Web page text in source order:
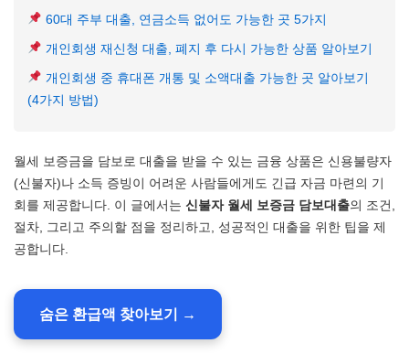
60대 주부 대출, 연금소득 없어도 가능한 곳 5가지
개인회생 재신청 대출, 폐지 후 다시 가능한 상품 알아보기
개인회생 중 휴대폰 개통 및 소액대출 가능한 곳 알아보기
(4가지 방법)
월세 보증금을 담보로 대출을 받을 수 있는 금융 상품은 신용불량자
(신불자)나 소득 증빙이 어려운 사람들에게도 긴급 자금 마련의 기
회를 제공합니다. 이 글에서는 신불자 월세 보증금 담보대출의 조건,
절차, 그리고 주의할 점을 정리하고, 성공적인 대출을 위한 팁을 제
공합니다.
숨은 환급액 찾아보기 →